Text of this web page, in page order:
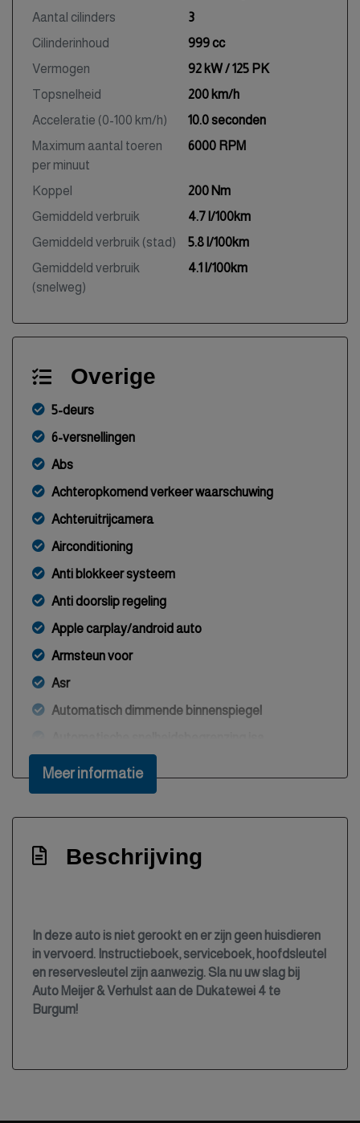
Aantal cilinders
3
Cilinderinhoud
999 cc
Vermogen
92 kW / 125 PK
Topsnelheid
200 km/h
Acceleratie (0-100 km/h)
10.0 seconden
Maximum aantal toeren
per minuut
6000 RPM
Koppel
200 Nm
Gemiddeld verbruik
4.7 l/100km
Gemiddeld verbruik (stad)
5.8 l/100km
Gemiddeld verbruik
(snelweg)
4.1 l/100km
Overige
5-deurs
6-versnellingen
Abs
Achteropkomend verkeer waarschuwing
Achteruitrijcamera
Airconditioning
Anti blokkeer systeem
Anti doorslip regeling
Apple carplay/android auto
Armsteun voor
Asr
Automatisch dimmende binnenspiegel
Autonomous emergency braking
Bestuurdersairbag
Bestuurdersstoel in hoogte verstelbaar
Bluetooth
Bots waarschuwing systeem
Brake assist system
Buitentemperatuurmeter
Bumpers en spiegels in carrosseriekleur
Meer informatie
Beschrijving
In deze auto is niet gerookt en er zijn geen huisdieren
in vervoerd. Instructieboek, serviceboek, hoofdsleutel
en reservesleutel zijn aanwezig. Sla nu uw slag bij
Auto Meijer & Verhulst aan de Dukatewei 4 te
Burgum!